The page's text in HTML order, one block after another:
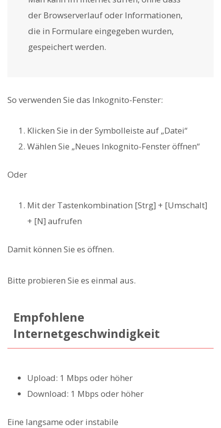
der Browserverlauf oder Informationen,
die in Formulare eingegeben wurden,
gespeichert werden.
So verwenden Sie das Inkognito-Fenster:
Klicken Sie in der Symbolleiste auf „Datei“
Wählen Sie „Neues Inkognito-Fenster öffnen“
Oder
Mit der Tastenkombination [Strg] + [Umschalt]
+ [N] aufrufen
Damit können Sie es öffnen.
Bitte probieren Sie es einmal aus.
Empfohlene
Internetgeschwindigkeit
Upload: 1 Mbps oder höher
Download: 1 Mbps oder höher
Eine langsame oder instabile